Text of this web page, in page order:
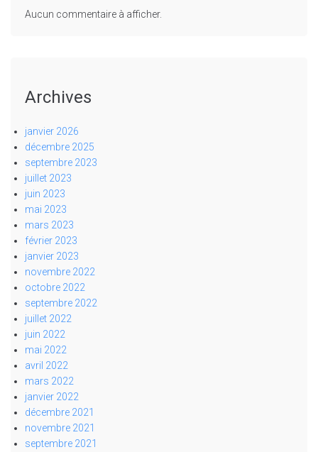
Aucun commentaire à afficher.
Archives
janvier 2026
décembre 2025
septembre 2023
juillet 2023
juin 2023
mai 2023
mars 2023
février 2023
janvier 2023
novembre 2022
octobre 2022
septembre 2022
juillet 2022
juin 2022
mai 2022
avril 2022
mars 2022
janvier 2022
décembre 2021
novembre 2021
septembre 2021